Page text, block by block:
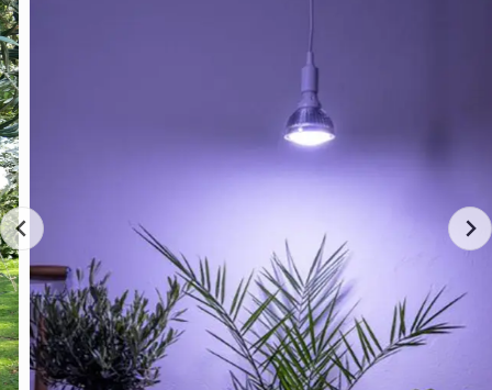
Bemærk venligst, at træet på billedet ikke er præcis
det træ, du modtager, da alle træerne af denne sort
har små forskelle. Hvis du gerne vil vide mere om
præcis hvordan træet ser ud, bedes du kontakte os
for billeder eller se: "unikke oliventræer" for træer
som er 1 ud af 1.